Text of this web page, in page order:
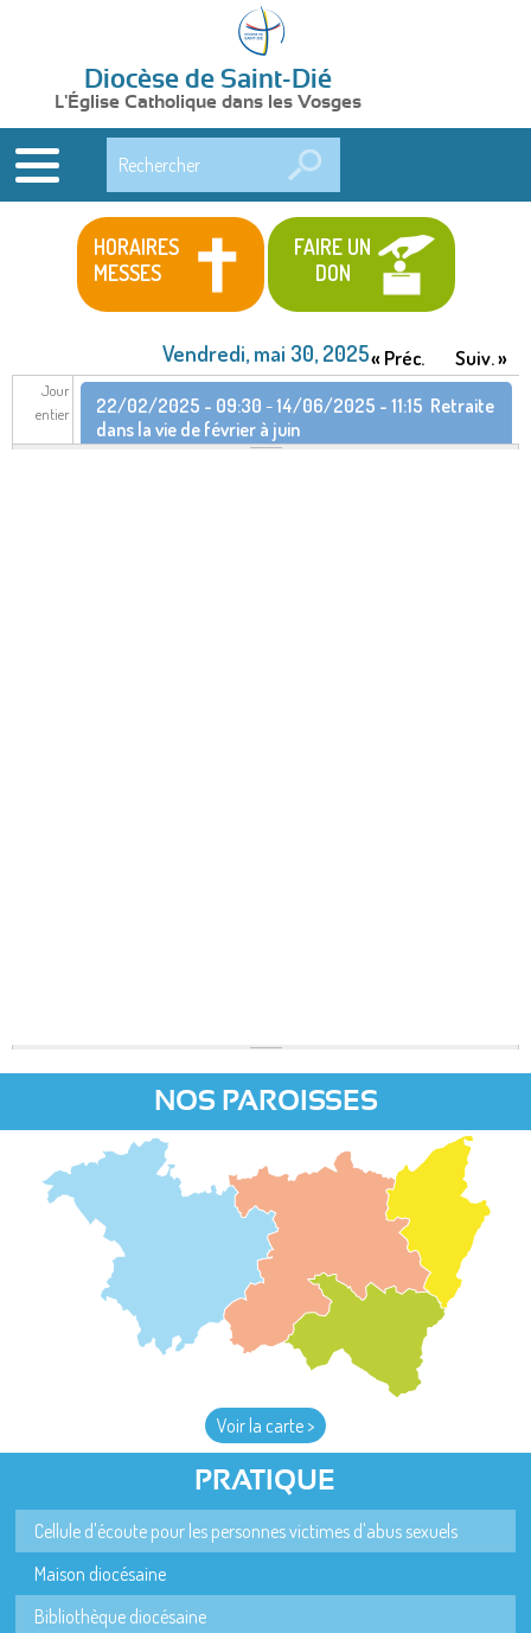
Diocèse de Saint-Dié
L'Église Catholique dans les Vosges
HORAIRES
MESSES
FAIRE UN
DON
Vendredi, mai 30, 2025« Préc. Suiv. »
Jour
entier
22/02/2025 - 09:30 -14/06/2025 - 11:15 Retraite
dans la vie de février à juin
NOS PAROISSES
Voir la carte >
PRATIQUE
Cellule d'écoute pour les personnes victimes d'abus sexuels
Maison diocésaine
Bibliothèque diocésaine